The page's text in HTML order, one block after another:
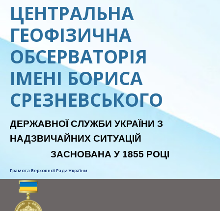
ЦЕНТРАЛЬНА
ГЕОФІЗИЧНА
ОБСЕРВАТОРІЯ
ІМЕНІ БОРИСА
СРЕЗНЕВСЬКОГО
ДЕРЖАВНОЇ СЛУЖБИ УКРАЇНИ З
НАДЗВИЧАЙНИХ СИТУАЦІЙ
ЗАСНОВАНА У 1855 РОЦІ
Грамота Верховної Ради України